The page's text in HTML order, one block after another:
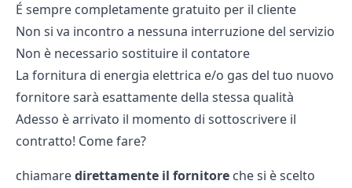
É sempre completamente gratuito per il cliente
Non si va incontro a nessuna interruzione del servizio
Non è necessario sostituire il contatore
La fornitura di energia elettrica e/o gas del tuo nuovo
fornitore sarà esattamente della stessa qualità
Adesso è arrivato il momento di sottoscrivere il
contratto! Come fare?
chiamaredirettamente il fornitore che si è scelto